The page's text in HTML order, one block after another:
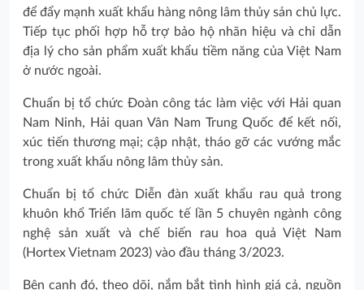
để đẩy mạnh xuất khẩu hàng nông lâm thủy sản chủ lực.
Tiếp tục phối hợp hỗ trợ bảo hộ nhãn hiệu và chỉ dẫn
địa lý cho sản phẩm xuất khẩu tiềm năng của Việt Nam
ở nước ngoài.
Chuẩn bị tổ chức Đoàn công tác làm việc với Hải quan
Nam Ninh, Hải quan Vân Nam Trung Quốc để kết nối,
xúc tiến thương mại; cập nhật, tháo gỡ các vướng mắc
trong xuất khẩu nông lâm thủy sản.
Chuẩn bị tổ chức Diễn đàn xuất khẩu rau quả trong
khuôn khổ Triển lãm quốc tế lần 5 chuyên ngành công
nghệ sản xuất và chế biến rau hoa quả Việt Nam
(Hortex Vietnam 2023) vào đầu tháng 3/2023.
Bên cạnh đó, theo dõi, nắm bắt tình hình giá cả, nguồn